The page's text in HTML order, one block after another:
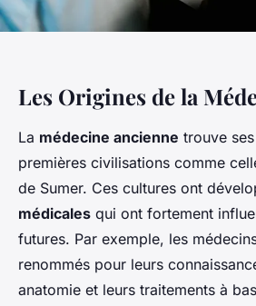
Les Origines de la
La médecine ancienne trouve
premières civilisations comme
de Sumer. Ces cultures ont
médicales qui ont fortement
futures. Par exemple, les
renommés pour leurs
anatomie et leurs traitements à